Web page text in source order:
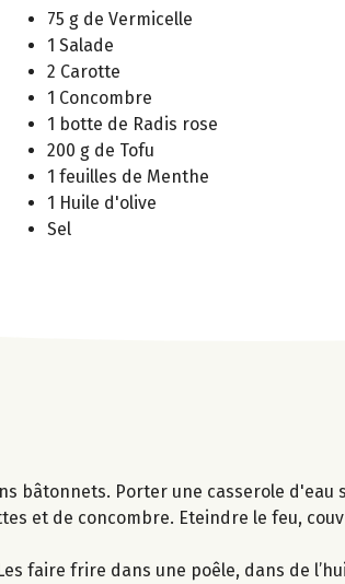
75 g de Vermicelle
1 Salade
2 Carotte
1 Concombre
1 botte de Radis rose
200 g de Tofu
1 feuilles de Menthe
1 Huile d'olive
Sel
bâtonnets. Porter une casserole d'eau
et de concombre. Eteindre le feu,
faire frire dans une poêle​, dans​ de